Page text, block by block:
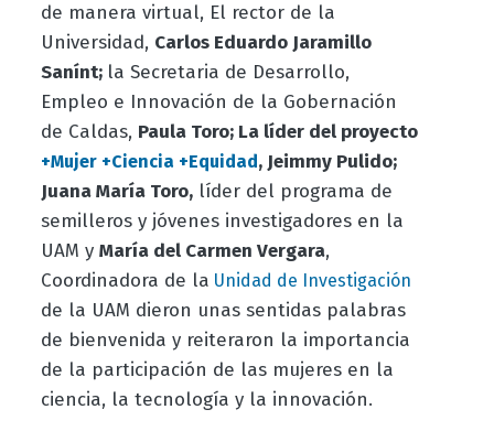
de manera virtual, El rector de la
Universidad, Carlos Eduardo Jaramillo
Sanínt; la Secretaria de Desarrollo,
Empleo e Innovación de la Gobernación
de Caldas, Paula Toro; La líder del proyecto
+Mujer +Ciencia +Equidad, Jeimmy Pulido;
Juana María Toro,líder del programa de
semilleros y jóvenes investigadores en la
UAM y María del Carmen Vergara,
Coordinadora de la Unidad de Investigación
de la UAM dieron unas sentidas palabras
de bienvenida y reiteraron la importancia
de la participación de las mujeres en la
ciencia, la tecnología y la innovación.